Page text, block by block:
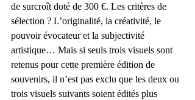
de surcroît doté de 300 €. Les critères de
sélection ? L’originalité, la créativité, le
pouvoir évocateur et la subjectivité
artistique… Mais si seuls trois visuels sont
retenus pour cette première édition de
souvenirs, il n’est pas exclu que les deux ou
trois visuels suivants soient édités plus